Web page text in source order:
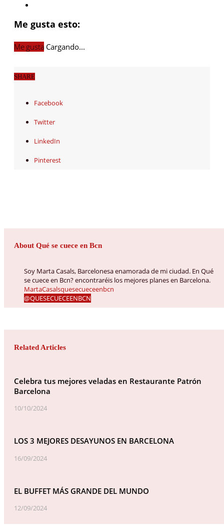
Me gusta esto:
Me gusta Cargando...
SHARE
Facebook
Twitter
LinkedIn
Pinterest
About Qué se cuece en Bcn
Soy Marta Casals, Barcelonesa enamorada de mi ciudad. En Qué
se cuece en Bcn? encontraréis los mejores planes en Barcelona.
MartaCasalsquesecueceenbcn
@QUESECUECEENBCN
Related Articles
Celebra tus mejores veladas en Restaurante Patrón
Barcelona
10/10/2024
LOS 3 MEJORES DESAYUNOS EN BARCELONA
16/09/2024
EL BUFFET MÁS GRANDE DEL MUNDO
12/09/2024